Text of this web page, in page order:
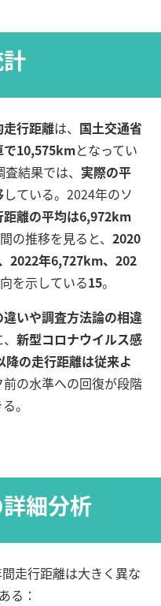
走行距離は、 国土交通省
で10,575kmとなってい
結果では、 実際の平
している。2024年のソ
距離の平均は6,972km
の推移を見ると、 2020
2022年6,727km、202
を示している15。
いや調査方法論の相違
新型コロナウイルス感
降の走行距離は従来よ
の水準への回復が段階
。
細分析
走行距離は大きく異な
る：